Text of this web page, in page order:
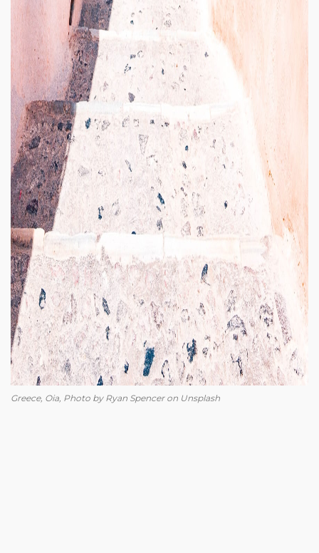
Greece, Oia, Photo by Ryan Spencer on Unsplash